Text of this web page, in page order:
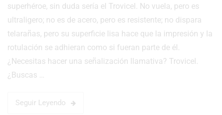
superhéroe, sin duda sería el Trovicel. No vuela, pero es
ultraligero; no es de acero, pero es resistente; no dispara
telarañas, pero su superficie lisa hace que la impresión y la
rotulación se adhieran como si fueran parte de él.
¿Necesitas hacer una señalización llamativa? Trovicel.
¿Buscas …
Seguir Leyendo